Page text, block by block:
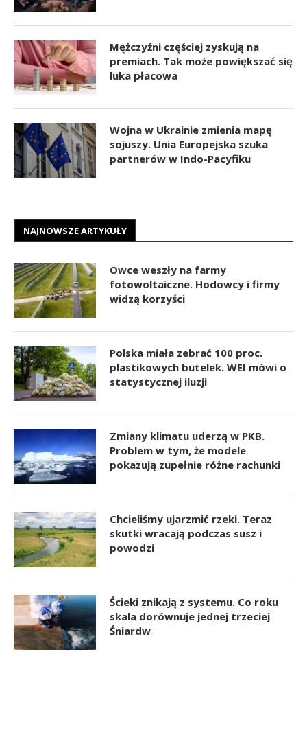
Mężczyźni częściej zyskują na
premiach. Tak może powiększać się
luka płacowa
Wojna w Ukrainie zmienia mapę
sojuszy. Unia Europejska szuka
partnerów w Indo-Pacyfiku
NAJNOWSZE ARTYKUŁY
Owce weszły na farmy
fotowoltaiczne. Hodowcy i firmy
widzą korzyści
Polska miała zebrać 100 proc.
plastikowych butelek. WEI mówi o
statystycznej iluzji
Zmiany klimatu uderzą w PKB.
Problem w tym, że modele
pokazują zupełnie różne rachunki
Chcieliśmy ujarzmić rzeki. Teraz
skutki wracają podczas susz i
powodzi
Ścieki znikają z systemu. Co roku
skala dorównuje jednej trzeciej
Śniardw